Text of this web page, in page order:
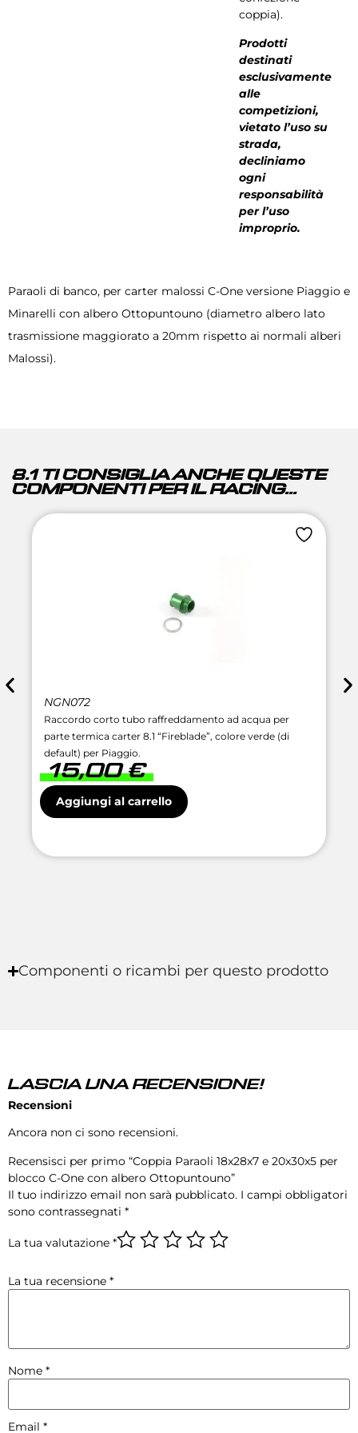
coppia).
Prodotti
destinati
esclusivamente
alle
competizioni,
vietato l’uso su
strada,
decliniamo
ogni
responsabilità
per l’uso
improprio.
Paraoli di banco, per carter malossi C-One versione Piaggio e
Minarelli con albero Ottopuntouno (diametro albero lato
trasmissione maggiorato a 20mm rispetto ai normali alberi
Malossi).
8.1 TI CONSIGLIA ANCHE QUESTE
COMPONENTI PER IL RACING...
NGN072
Raccordo corto tubo raffreddamento ad acqua per
parte termica carter 8.1 “Fireblade”, colore verde (di
default) per Piaggio.
15,00€
Aggiungi al carrello
Componenti o ricambi per questo prodotto
LASCIA UNA RECENSIONE!
Recensioni
Ancora non ci sono recensioni.
Recensisci per primo “Coppia Paraoli 18x28x7 e 20x30x5 per
blocco C-One con albero Ottopuntouno”
Il tuo indirizzo email non sarà pubblicato. I campi obbligatori
sono contrassegnati *
La tua valutazione *
La tua recensione *
Nome *
Email *